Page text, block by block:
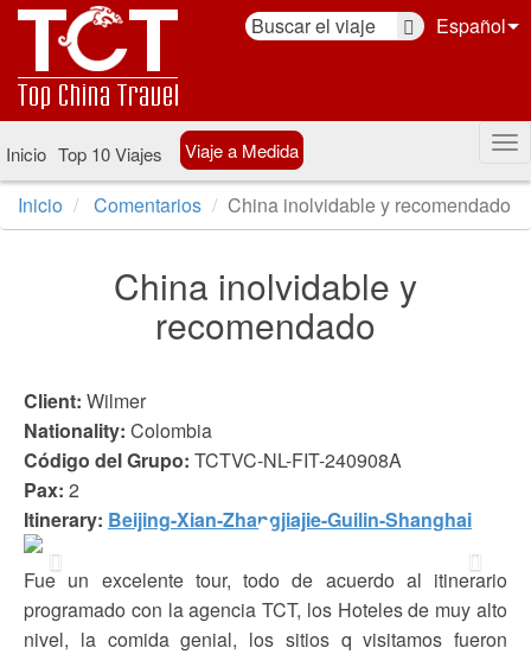
Español
Inicio Top 10 Viajes Viaje a Medida
Inicio Comentarios China inolvidable y recomendado
China inolvidable y
recomendado
Client: Wilmer
Nationality: Colombia
Código del Grupo: TCTVC-NL-FIT-240908A
Pax: 2
Itinerary: Beijing-Xian-Zhangjiajie-Guilin-Shanghai
Previous Next
Fue un excelente tour, todo de acuerdo al itinerario
programado con la agencia TCT, los Hoteles de muy alto
nivel, la comida genial, los sitios q visitamos fueron